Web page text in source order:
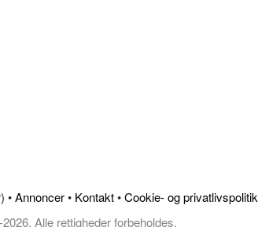
•Annoncer• Kontakt•Cookie- og privatlivspolitik
Alle rettigheder forbeholdes.